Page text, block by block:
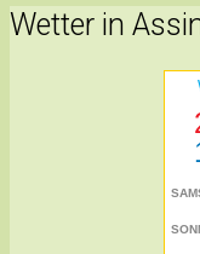
Wetter in